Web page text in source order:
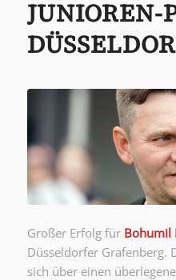
JUNIOREN-
Großer Erfolg für Bohumil
Düsseldorfer Grafenberg.
sich über einen